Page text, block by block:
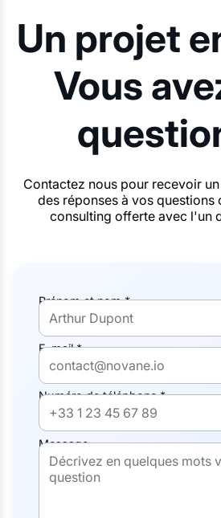
Un projet
Vous
Contactez nous pour recevoir
des réponses à vos questions
consulting offerte avec l'un
Prénom et nom *
E-mail *
Numéro de téléphone *
Message